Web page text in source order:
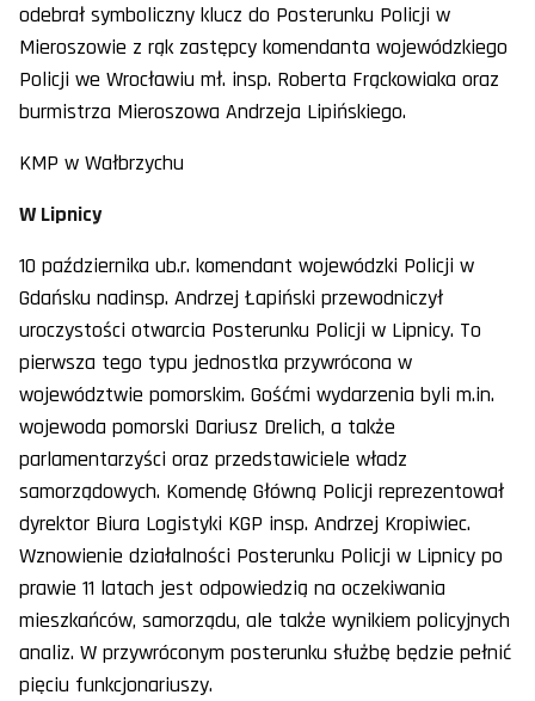
odebrał symboliczny klucz do Posterunku Policji w
Mieroszowie z rąk zastępcy komendanta wojewódzkiego
Policji we Wrocławiu mł. insp. Roberta Frąckowiaka oraz
burmistrza Mieroszowa Andrzeja Lipińskiego.
KMP w Wałbrzychu
W Lipnicy
10 października ub.r. komendant wojewódzki Policji w
Gdańsku nadinsp. Andrzej Łapiński przewodniczył
uroczystości otwarcia Posterunku Policji w Lipnicy. To
pierwsza tego typu jednostka przywrócona w
województwie pomorskim. Gośćmi wydarzenia byli m.in.
wojewoda pomorski Dariusz Drelich, a także
parlamentarzyści oraz przedstawiciele władz
samorządowych. Komendę Główną Policji reprezentował
dyrektor Biura Logistyki KGP insp. Andrzej Kropiwiec.
Wznowienie działalności Posterunku Policji w Lipnicy po
prawie 11 latach jest odpowiedzią na oczekiwania
mieszkańców, samorządu, ale także wynikiem policyjnych
analiz. W przywróconym posterunku służbę będzie pełnić
pięciu funkcjonariuszy.